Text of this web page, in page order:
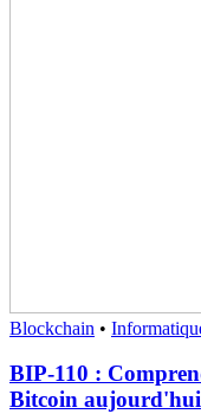
Blockchain •
BIP-110 :
Bitcoin aujourd'hui